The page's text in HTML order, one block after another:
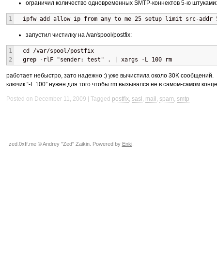
ограничил количество одновременных SMTP-коннектов 5-ю штуками:
1
ipfw add allow ip from any to me 25 setup limit src-addr
запустил чистилку на /var/spool/postfix:
1
2
  cd /var/spool/postfix
  grep -rlF "sender: test" . | xargs -L 100 rm
работает небыстро, зато надежно :) уже вычистила около 30K сообщений.
ключик “-L 100” нужен для того чтобы rm вызывался не в самом-самом
Posted on December 11, 2009 Tagged postfix, sasl, mail, spam, smtp
zed.0xff.me © Andrey "Zed" Zaikin. Powered by Enki.